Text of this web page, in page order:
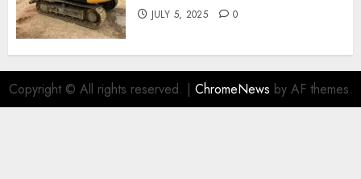
JULY 5, 2025 0
Copyright © All rights reserved. | ChromeNews by AF themes.